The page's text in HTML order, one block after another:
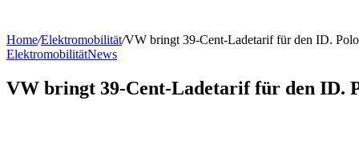
Home/Elektromobilität/VW bringt 39-Cent-Ladetarif für den ID. Polo
ElektromobilitätNews
VW bringt 39-Cent-Ladetarif für den ID.